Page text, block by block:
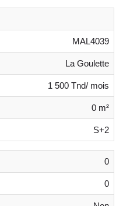
MAL4039
La Goulette
1 500 Tnd/ mois
0 m²
S+2
0
0